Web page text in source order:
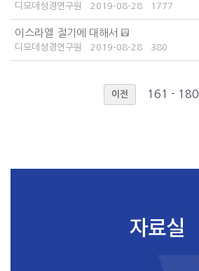
디모데성경연구원 2019-08-28 1777
이스라엘 절기에 대해서
디모데성경연구원 2019-08-28 380
이전 161 - 180
자료실